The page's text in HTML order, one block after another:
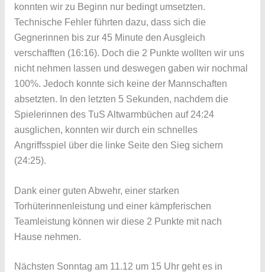
konnten wir zu Beginn nur bedingt umsetzten.
Technische Fehler führten dazu, dass sich die
Gegnerinnen bis zur 45 Minute den Ausgleich
verschafften (16:16). Doch die 2 Punkte wollten wir uns
nicht nehmen lassen und deswegen gaben wir nochmal
100%. Jedoch konnte sich keine der Mannschaften
absetzten. In den letzten 5 Sekunden, nachdem die
Spielerinnen des TuS Altwarmbüchen auf 24:24
ausglichen, konnten wir durch ein schnelles
Angriffsspiel über die linke Seite den Sieg sichern
(24:25).
Dank einer guten Abwehr, einer starken
Torhüterinnenleistung und einer kämpferischen
Teamleistung können wir diese 2 Punkte mit nach
Hause nehmen.
Nächsten Sonntag am 11.12 um 15 Uhr geht es in